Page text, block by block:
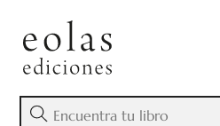
content